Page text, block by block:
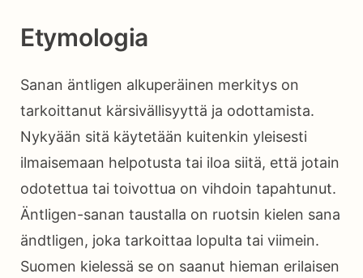
Etymologia
Sanan äntligen alkuperäinen merkitys on
tarkoittanut kärsivällisyyttä ja odottamista.
Nykyään sitä käytetään kuitenkin yleisesti
ilmaisemaan helpotusta tai iloa siitä, että jotain
odotettua tai toivottua on vihdoin tapahtunut.
Äntligen-sanan taustalla on ruotsin kielen sana
ändtligen, joka tarkoittaa lopulta tai viimein.
Suomen kielessä se on saanut hieman erilaisen